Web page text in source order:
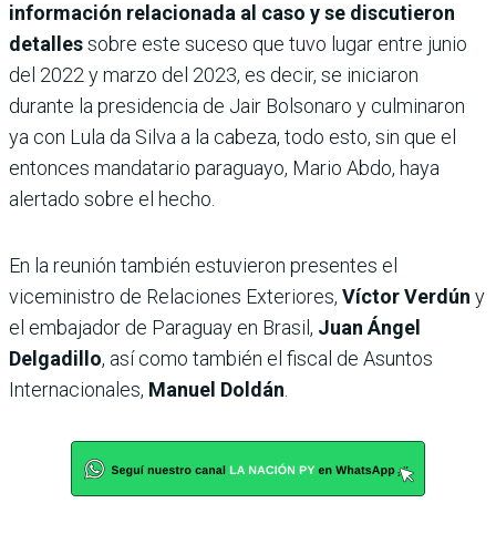
información relacionada al caso y se discutieron
detallessobre este suceso que tuvo lugar entre junio
del 2022 y marzo del 2023, es decir, se iniciaron
durante la presidencia de Jair Bolsonaro y culminaron
ya con Lula da Silva a la cabeza, todo esto, sin que el
entonces mandatario paraguayo, Mario Abdo, haya
alertado sobre el hecho.
En la reunión también estuvieron presentes el
viceministro de Relaciones Exteriores, Víctor Verdún y
el embajador de Paraguay en Brasil, Juan Ángel
Delgadillo, así como también el fiscal de Asuntos
Internacionales, Manuel Doldán.